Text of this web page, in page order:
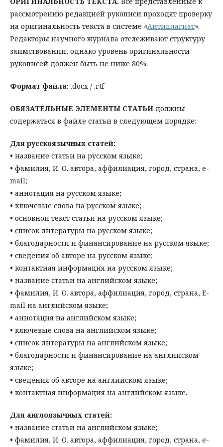
рассмотрению редакцией рукописи проходят проверку
на оригинальность текста в системе «Антиплагиат».
Редакторы научного журнала отслеживают структуру
заимствований, однако уровень оригинальности
рукописей должен быть не ниже 80%.
Формат файла: .docx / .rtf
ОБЯЗАТЕЛЬНЫЕ ЭЛЕМЕНТЫ СТАТЬИ должны
содержаться в файле статьи в следующем порядке:
Для русскоязычных статей:
• название статьи на русском языке;
• фамилия, И. О. автора, аффилиация, город, страна, e-
mail;
• аннотация на русском языке;
• ключевые слова на русском языке;
• основной текст статьи на русском языке;
• список литературы на русском языке;
• благодарности и финансирование на русском языке;
• сведения об авторе на русском языке;
• контактная информация на русском языке;
• название статьи на английском языке;
• фамилия, И. О. автора, аффилиация, город, страна, E-
mail на английском языке;
• аннотация на английском языке;
• ключевые слова на английском языке;
• список литературы на английском языке;
• благодарности и финансирование на английском
языке;
• сведения об авторе на английском языке;
• контактная информация на английском языке.
Для англоязычных статей:
• название статьи на английском языке;
• фамилия, И. О. автора, аффилиация, город, страна, e-